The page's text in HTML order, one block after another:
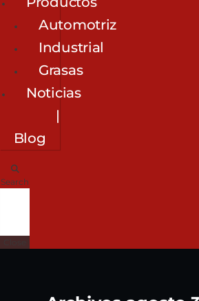
Automotriz
Industrial
Grasas
Noticias
|
Blog
Search